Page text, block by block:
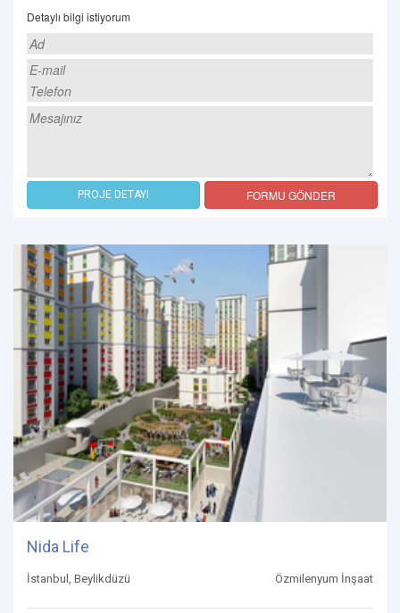
Detaylı bilgi istiyorum
PROJE DETAYI FORMU GÖNDER
Nida Life
İstanbul, Beylikdüzü Özmilenyum İnşaat